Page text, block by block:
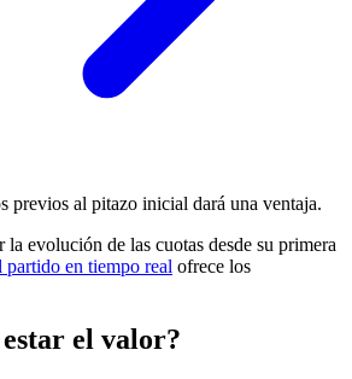
previos al pitazo inicial dará una ventaja.
la evolución de las cuotas desde su primera
partido en tiempo real ofrece los
estar el valor?